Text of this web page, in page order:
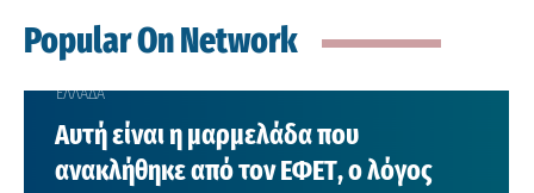
Popular On Network
ΕΛΛΑΔΑ
Αυτή είναι η μαρμελάδα που
ανακλήθηκε από τον ΕΦΕΤ, ο λόγος